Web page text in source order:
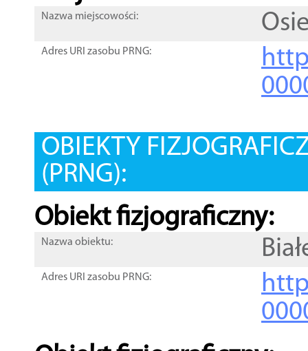
Nazwa miejscowości:
Adres URI zasobu PRNG:
OBIEKTY
(PRNG):
Obiekt fizjograficzny:
Nazwa obiektu:
Adres URI zasobu PRNG: